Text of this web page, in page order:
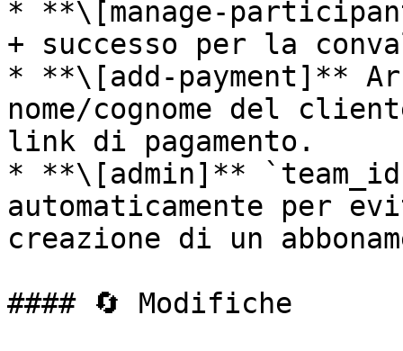
* **\[manage-
+ successo per la
* **\[add-payment]**
nome/cognome del
link di pagamento.
* **\[admin]**
automaticamente per
creazione di un
#### 🔄 Modifiche